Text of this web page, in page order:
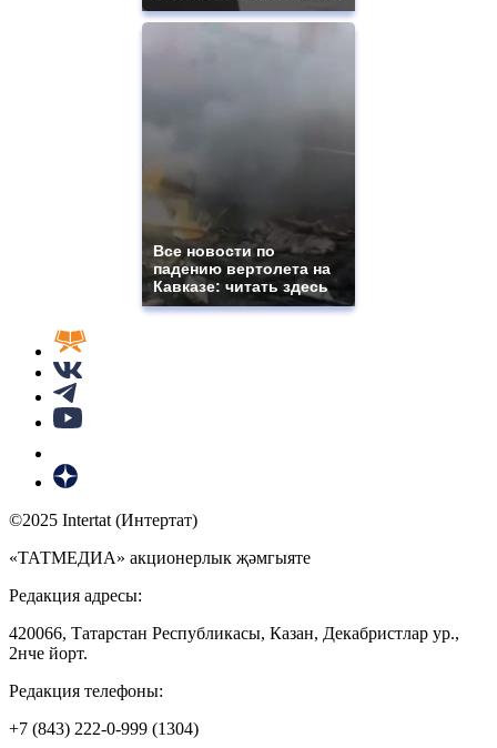
Все новости по
падению вертолета на
Кавказе: читать здесь
©2025 Intertat (Интертат)
«ТАТМЕДИА» акционерлык җәмгыяте
Редакция адресы:
420066, Татарстан Республикасы, Казан, Декабристлар ур.,
2нче йорт.
Редакция телефоны:
+7 (843) 222-0-999 (1304)